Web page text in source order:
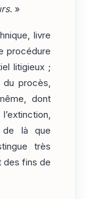
. »
livre
procédure
litigieux ;
du procès,
dont
de là que
très
des fins de